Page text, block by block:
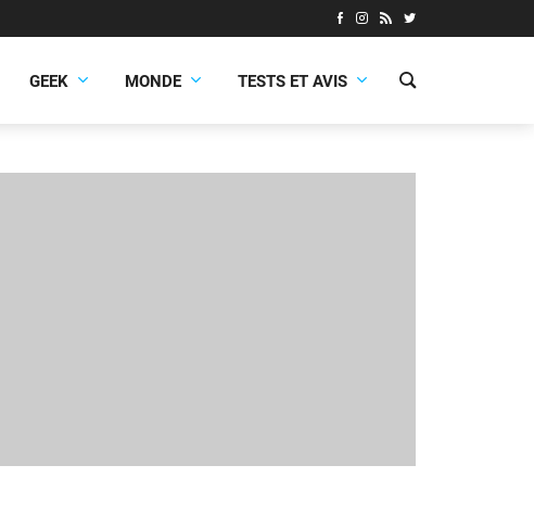
GEEK MONDE TESTS ET AVIS